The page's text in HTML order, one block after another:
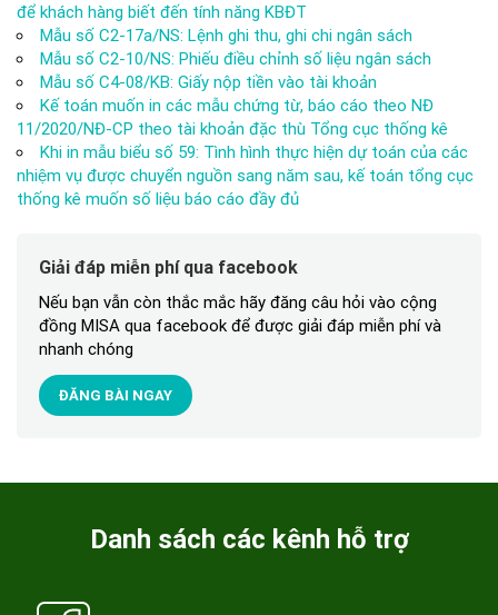
để khách hàng biết đến tính năng KBĐT
Mẫu số C2-17a/NS: Lệnh ghi thu, ghi chi ngân sách
Mẫu số C2-10/NS: Phiếu điều chỉnh số liệu ngân sách
Mẫu số C4-08/KB: Giấy nộp tiền vào tài khoản
Kế toán muốn in các mẫu chứng từ, báo cáo theo NĐ
11/2020/NĐ-CP theo tài khoản đặc thù Tổng cục thống kê
Khi in mẫu biểu số 59: Tình hình thực hiện dự toán của các
nhiệm vụ được chuyển nguồn sang năm sau, kế toán tổng cục
thống kê muốn số liệu báo cáo đầy đủ
Giải đáp miễn phí qua facebook
Nếu bạn vẫn còn thắc mắc hãy đăng câu hỏi vào cộng
đồng MISA qua facebook để được giải đáp miễn phí và
nhanh chóng
ĐĂNG BÀI NGAY
Danh sách các kênh hỗ trợ